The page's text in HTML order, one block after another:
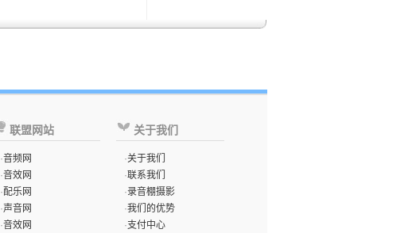
联盟网站
·音频网
·音效网
·配乐网
·声音网
·音效网
关于我们
·关于我们
·联系我们
·录音棚摄影
·我们的优势
·支付中心